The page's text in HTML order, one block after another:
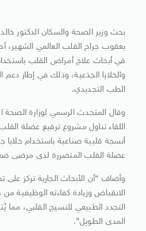
بحث وزير الصحة والسكان الدكتور
يعقوب جراح القلب العالمي الشهير،
في أبحاث علاج أمراض القلب
والخلايا الجذعية، وذلك في إطار دعم
الطب التجديدي.
وقال المتحدث الرسمي لوزارة الصحة
اللقاء تناول مشروع ترقيع عضلة
أنسجة قلبية صناعية باستخدام
عضلة القلب المتضررة لدى مرضى
وأضاف “أن الأبحاث الجارية تركز
الانقباض وزيادة كفاءته الوظيفية من
التجدد الطبيعي للنسيج القلبي، مما
المدى الطويل”.